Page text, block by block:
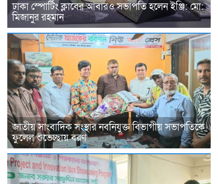
ঢাকা স্পোর্টিং ক্লাবের আবারও সভাপতি হলেন ইঞ্জি: মো:
মিজানুর রহমান
জাতীয় সাংবাদিক সংস্থার নবনিযুক্ত বিভাগীয় সভাপতিকে
ফুলেল শুভেচ্ছায় বরণ